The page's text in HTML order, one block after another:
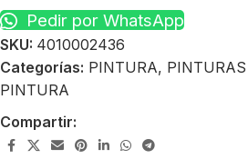
Pedir por WhatsApp
SKU: 4010002436
Categorías: PINTURA,
PINTURA
Compartir: